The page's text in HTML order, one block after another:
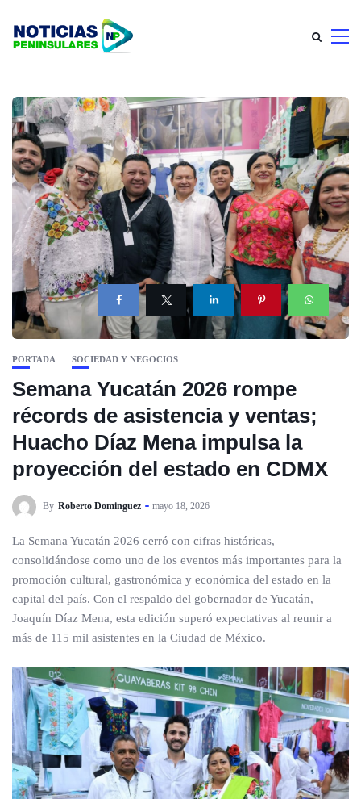
PORTADA SOCIEDAD Y NEGOCIOS
Semana Yucatán 2026 rompe
récords de asistencia y ventas;
Huacho Díaz Mena impulsa la
proyección del estado en CDMX
By Roberto Dominguez mayo 18, 2026
La Semana Yucatán 2026 cerró con cifras históricas,
consolidándose como uno de los eventos más importantes para la
promoción cultural, gastronómica y económica del estado en la
capital del país. Con el respaldo del gobernador de Yucatán,
Joaquín Díaz Mena, esta edición superó expectativas al reunir a
más de 115 mil asistentes en la Ciudad de México.